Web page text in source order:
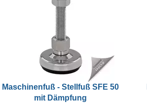
Maschinenfuß - Stellfuß SFE 50
mit Dämpfung